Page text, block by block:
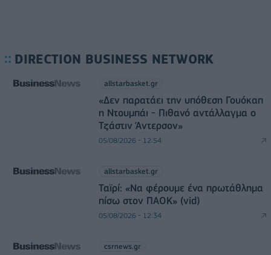
DIRECTION BUSINESS NETWORK
allstarbasket.gr
«Δεν παρατάει την υπόθεση Γουόκαπ
η Ντουμπάι - Πιθανό αντάλλαγμα ο
Τζάστιν Άντερσον»
05/08/2026 - 12:54
allstarbasket.gr
Ταϊρί: «Να φέρουμε ένα πρωτάθλημα
πίσω στον ΠΑΟΚ» (vid)
05/08/2026 - 12:34
csrnews.gr